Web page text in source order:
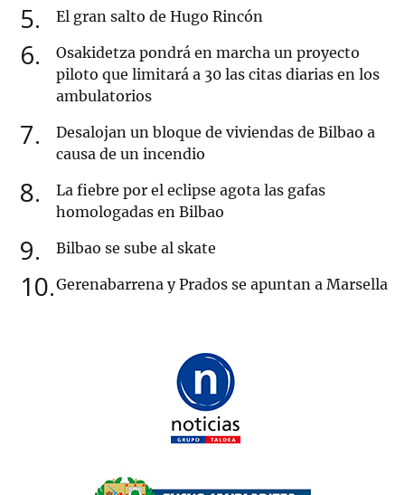
5 El gran salto de Hugo Rincón
6
Osakidetza pondrá en marcha un proyecto
piloto que limitará a 30 las citas diarias en los
ambulatorios
7
Desalojan un bloque de viviendas de Bilbao a
causa de un incendio
8
La fiebre por el eclipse agota las gafas
homologadas en Bilbao
9 Bilbao se sube al skate
10 Gerenabarrena y Prados se apuntan a Marsella